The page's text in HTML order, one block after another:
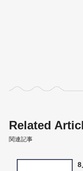
Related
関連記事
8